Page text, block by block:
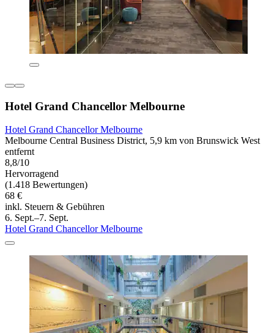
Hotel Grand Chancellor Melbourne
Hotel Grand Chancellor Melbourne
Melbourne Central Business District, 5,9 km von Brunswick West
entfernt
8,8/10
Hervorragend
(1.418 Bewertungen)
68 €
inkl. Steuern & Gebühren
6. Sept.–7. Sept.
Hotel Grand Chancellor Melbourne